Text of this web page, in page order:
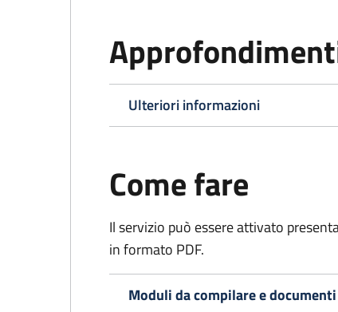
Ulteriori informazioni
Come fare
Il servizio può essere attivato
in formato PDF.
Moduli da compilare e